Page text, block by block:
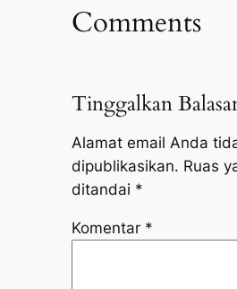
Comments
Tinggalkan
Alamat email Anda
dipublikasikan. Ruas
ditandai *
Komentar *